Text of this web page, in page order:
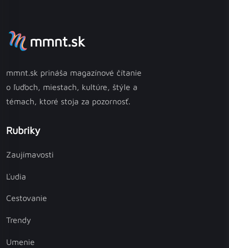
mmnt.sk
mmnt.sk prináša magazínové čítanie
o ľuďoch, miestach, kultúre, štýle a
témach, ktoré stoja za pozornosť.
Rubriky
Zaujímavosti
Ľudia
Cestovanie
Trendy
Umenie